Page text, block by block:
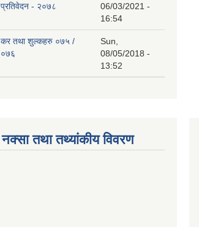
प्रतिवेदन - २०७८
06/03/2021 -
16:54
कर तथा शुल्कहरु ०७५ /
०७६
Sun,
08/05/2018 -
13:52
नक्सा तथा तथ्यांकीय विवरण